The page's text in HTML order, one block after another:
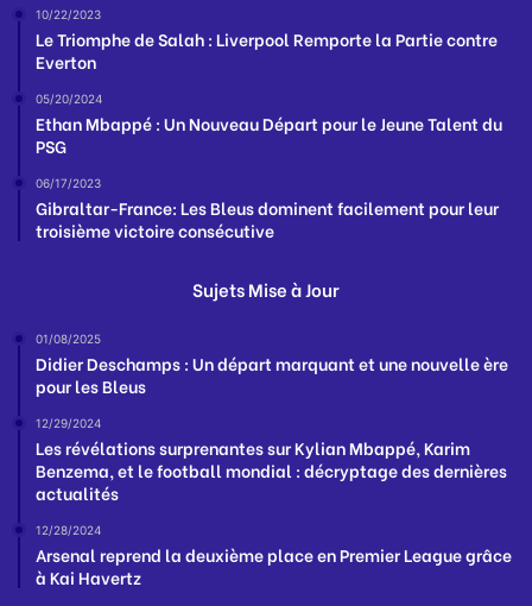
10/22/2023
Le Triomphe de Salah : Liverpool Remporte la Partie contre
Everton
05/20/2024
Ethan Mbappé : Un Nouveau Départ pour le Jeune Talent du
PSG
06/17/2023
Gibraltar-France: Les Bleus dominent facilement pour leur
troisième victoire consécutive
Sujets Mise à Jour
01/08/2025
Didier Deschamps : Un départ marquant et une nouvelle ère
pour les Bleus
12/29/2024
Les révélations surprenantes sur Kylian Mbappé, Karim
Benzema, et le football mondial : décryptage des dernières
actualités
12/28/2024
Arsenal reprend la deuxième place en Premier League grâce
à Kai Havertz